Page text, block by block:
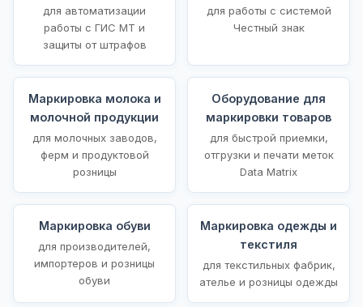
для автоматизации
работы с ГИС МТ и
защиты от штрафов
для работы с системой
Честный знак
Маркировка молока и
молочной продукции
для молочных заводов,
ферм и продуктовой
розницы
Оборудование для
маркировки товаров
для быстрой приемки,
отгрузки и печати меток
Data Matrix
Маркировка обуви
для производителей,
импортеров и розницы
обуви
Маркировка одежды и
текстиля
для текстильных фабрик,
ателье и розницы одежды